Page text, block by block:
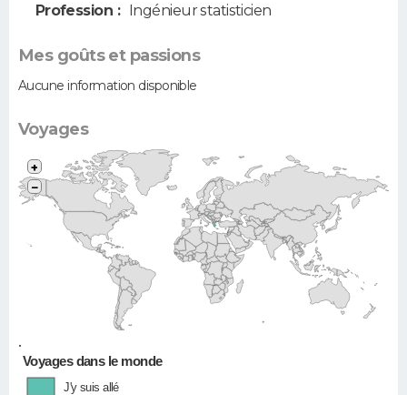
Profession : Ingénieur statisticien
Mes goûts et passions
Aucune information disponible
Voyages
•
+
−
Voyages dans le monde
J'y suis allé